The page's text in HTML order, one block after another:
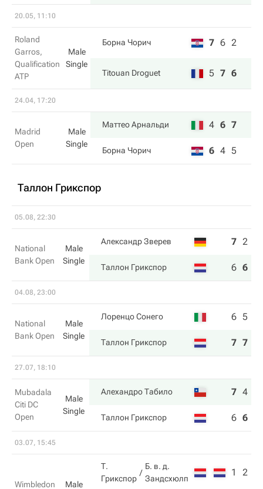
20.05, 11:10
Roland
Garros,
Qualification
ATP
Male
Single
Борна Чорич 7 6 2
Titouan Droguet 5 7 6
24.04, 17:20
Madrid
Open
Male
Single
Маттео Арнальди 4 6 7
Борна Чорич 6 4 5
Таллон Грикспор
05.08, 22:30
National
Bank Open
Male
Single
Александр Зверев 7 2
Таллон Грикспор 6 6
04.08, 23:00
National
Bank Open
Male
Single
Лоренцо Сонего 6 5
Таллон Грикспор 7 7
27.07, 18:10
Mubadala
Citi DC
Open
Male
Single
Алехандро Табило 7 4
Таллон Грикспор 6 6
03.07, 15:45
Wimbledon Male
Т.
Грикспор
Б. в. д.
Зандсхюлп
1 2